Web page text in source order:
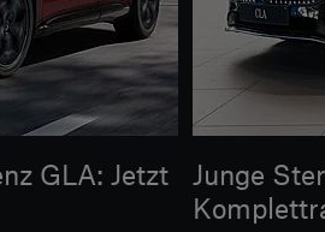
GLA: Jetzt
Junge